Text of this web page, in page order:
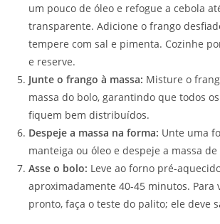
um pouco de óleo e refogue a cebola
transparente. Adicione o frango
tempere com sal e pimenta. Cozinhe
e reserve.
Junte o frango à massa: Misture o
massa do bolo, garantindo que todos
fiquem bem distribuídos.
Despeje a massa na forma: Unte uma
manteiga ou óleo e despeje a massa
Asse o bolo: Leve ao forno pré-
aproximadamente 40-45 minutos. Para
pronto, faça o teste do palito; ele deve